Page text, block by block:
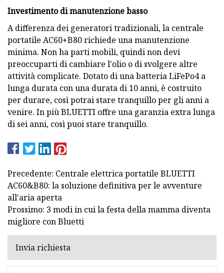
Investimento di manutenzione basso
A differenza dei generatori tradizionali, la centrale
portatile AC60+B80 richiede una manutenzione
minima. Non ha parti mobili, quindi non devi
preoccuparti di cambiare l'olio o di svolgere altre
attività complicate. Dotato di una batteria LiFePo4 a
lunga durata con una durata di 10 anni, è costruito
per durare, così potrai stare tranquillo per gli anni a
venire. In più BLUETTI offre una garanzia extra lunga
di sei anni, così puoi stare tranquillo.
Precedente: Centrale elettrica portatile BLUETTI
AC60&B80: la soluzione definitiva per le avventure
all'aria aperta
Prossimo: 3 modi in cui la festa della mamma diventa
migliore con Bluetti
Invia richiesta